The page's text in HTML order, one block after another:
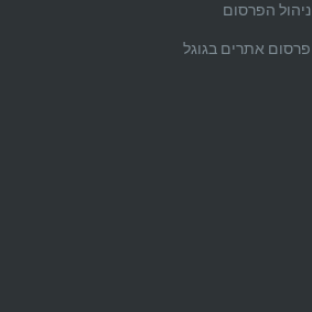
ניהול הפרסום
פרסום אתרים בגוגל